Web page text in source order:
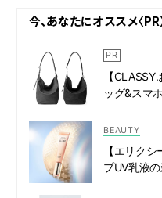
今、あなたにオススメ〈PR
【
ッグ&スマ
BEAUTY
【エリク
プUV乳液